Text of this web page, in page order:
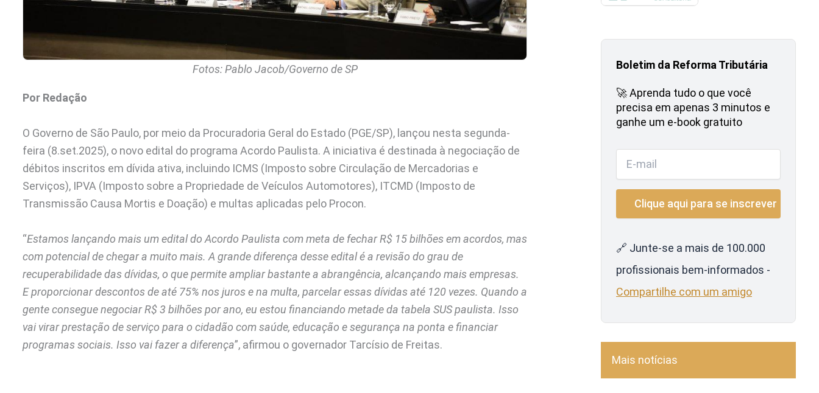
Fotos: Pablo Jacob/Governo de SP
Por Redação
O Governo de São Paulo, por meio da Procuradoria Geral do Estado (PGE/SP), lançou nesta segunda-
feira (8.set.2025), o novo edital do programa Acordo Paulista. A iniciativa é destinada à negociação de
débitos inscritos em dívida ativa, incluindo ICMS (Imposto sobre Circulação de Mercadorias e
Serviços), IPVA (Imposto sobre a Propriedade de Veículos Automotores), ITCMD (Imposto de
Transmissão Causa Mortis e Doação) e multas aplicadas pelo Procon.
“Estamos lançando mais um edital do Acordo Paulista com meta de fechar R$ 15 bilhões em acordos, mas
com potencial de chegar a muito mais. A grande diferença desse edital é a revisão do grau de
recuperabilidade das dívidas, o que permite ampliar bastante a abrangência, alcançando mais empresas.
E proporcionar descontos de até 75% nos juros e na multa, parcelar essas dívidas até 120 vezes. Quando a
gente consegue negociar R$ 3 bilhões por ano, eu estou financiando metade da tabela SUS paulista. Isso
vai virar prestação de serviço para o cidadão com saúde, educação e segurança na ponta e financiar
programas sociais. Isso vai fazer a diferença”, afirmou o governador Tarcísio de Freitas.
Boletim da Reforma Tributária
🚀 Aprenda tudo o que você
precisa em apenas 3 minutos e
ganhe um e-book gratuito
🔗 Junte-se a mais de 100.000
profissionais bem-informados -
Compartilhe com um amigo
Mais notícias